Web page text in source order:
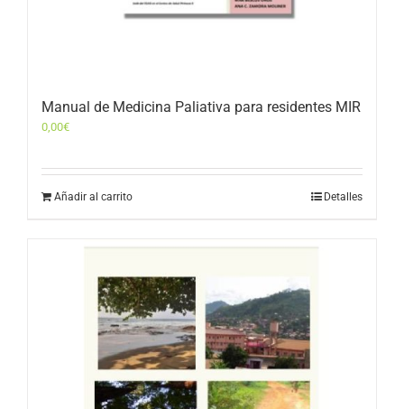
Manual de Medicina Paliativa para residentes MIR
0,00€
Añadir al carrito Detalles